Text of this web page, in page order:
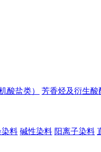
酸盐类） 芳香烃及衍生酸
染料 碱性染料 阳离子染料